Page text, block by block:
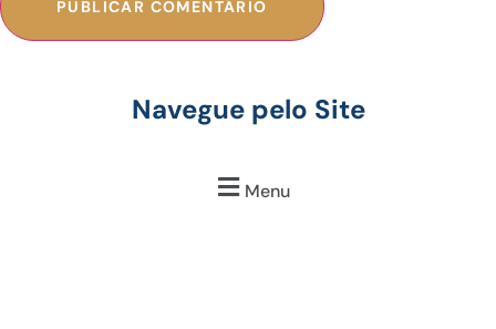
Navegue pelo Site
Menu